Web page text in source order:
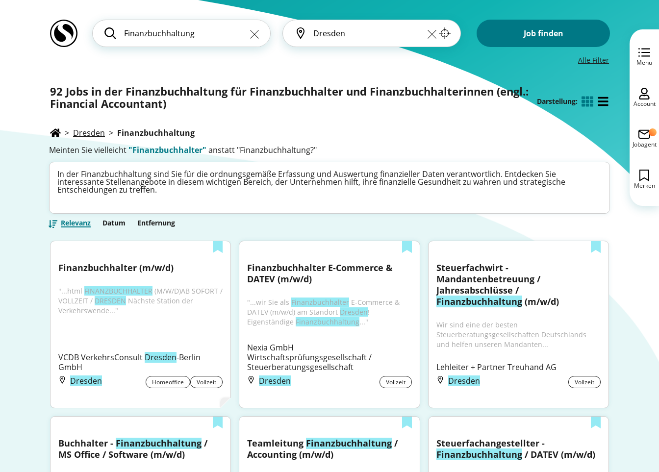
Job finden
Alle Filter
92 Jobs in der Finanzbuchhaltung für Finanzbuchhalter und Finanzbuchhalterinnen (engl.:
Financial Accountant)
Darstellung:
> Dresden > Finanzbuchhaltung
Meinten Sie vielleicht "Finanzbuchhalter" anstatt "Finanzbuchhaltung?"
In der Finanzbuchhaltung sind Sie für die ordnungsgemäße Erfassung und Auswertung finanzieller Daten verantwortlich. Entdecken Sie
interessante Stellenangebote in diesem wichtigen Bereich, der Unternehmen hilft, ihre finanzielle Gesundheit zu wahren und strategische
Entscheidungen zu treffen.
Relevanz Datum Entfernung
Finanzbuchhalter (m/w/d)
"...html FINANZBUCHHALTER (M/W/D)AB SOFORT /
VOLLZEIT / DRESDEN Nächste Station der
Verkehrswende..."
VCDB VerkehrsConsult Dresden-Berlin
GmbH
Dresden
Homeoffice Vollzeit
Finanzbuchhalter E-Commerce &
DATEV (m/w/d)
"...wir Sie als Finanzbuchhalter E-Commerce &
DATEV (m/w/d) am Standort Dresden!
Eigenständige Finanzbuchhaltung..."
Nexia GmbH
Wirtschaftsprüfungsgesellschaft /
Steuerberatungsgesellschaft
Dresden
Vollzeit
Steuerfachwirt -
Mandantenbetreuung /
Jahresabschlüsse /
Finanzbuchhaltung (m/w/d)
Wir sind eine der besten
Steuerberatungsgesellschaften Deutschlands
und helfen unseren Mandanten...
Lehleiter + Partner Treuhand AG
Dresden
Vollzeit
Buchhalter - Finanzbuchhaltung /
MS Office / Software (m/w/d)
Teamleitung Finanzbuchhaltung /
Accounting (m/w/d)
Steuerfachangestellter -
Finanzbuchhaltung / DATEV (m/w/d)
Menü
Account
Jobagent
Merken